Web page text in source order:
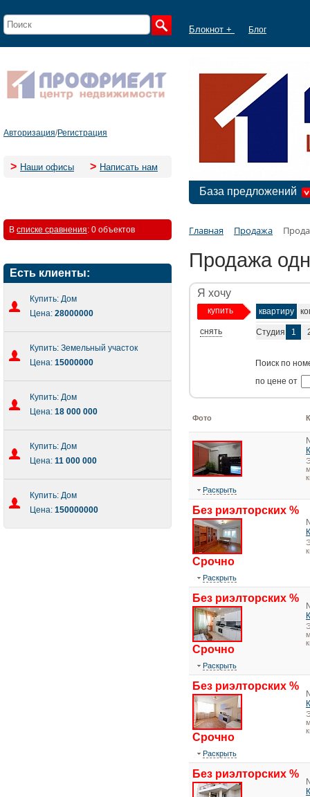
Блокнот + Блог
Авторизация/Регистрация
> Наши офисы > Написать нам
База предложений
В списке сравнения: 0 объектов
Есть клиенты:
Купить: Дом
Цена: 28000000
Купить: Земельный участок
Цена: 15000000
Купить: Дом
Цена: 18 000 000
Купить: Дом
Цена: 11 000 000
Купить: Дом
Цена: 150000000
Главная Продажа
Продажа
Я хочу
купить
снять
квартиру
Студия 1
Поиск по
по цене от
Фото
Раскрыть
Без риэлторских %
Срочно
Раскрыть
Без риэлторских %
Срочно
Раскрыть
Без риэлторских %
Срочно
Раскрыть
Без риэлторских %